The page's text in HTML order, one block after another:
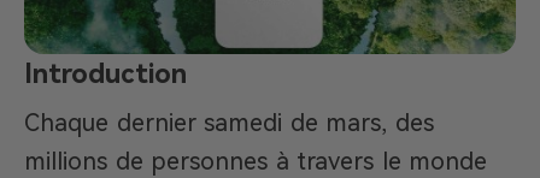
Introduction
Chaque dernier samedi de mars, des
millions de personnes à travers le monde